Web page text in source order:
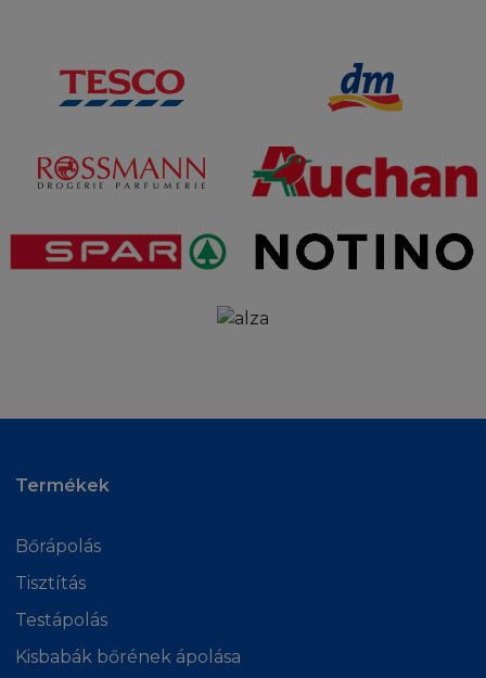
Termékek
Bőrápolás
Tisztítás
Testápolás
Kisbabák bőrének ápolása